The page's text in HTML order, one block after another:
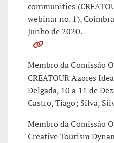
communities
webinar no. 1),
Junho de 2020.
Membro da Comissão
CREATOUR Azores
Delgada, 10 a 11 de
Castro, Tiago; Silva,
Membro da Comissão
Creative Tourism